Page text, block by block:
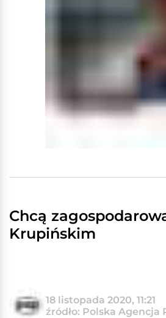
Chcą
Krupińskim
18 listopada 2020, 11:21
źródło: Polska Agencja